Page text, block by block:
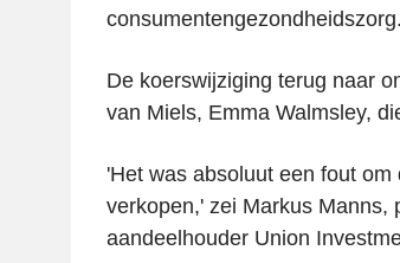
consumentengezondheidszorg.
De koerswijziging terug naar
van Miels, Emma Walmsley,
'Het was absoluut een fout
verkopen,' zei Markus Manns,
aandeelhouder Union